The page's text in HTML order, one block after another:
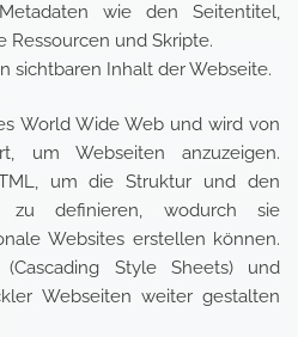
wie den Seitentitel,
Ressourcen und Skripte.
sichtbaren Inhalt der Webseite.
World Wide Web und wird von
um Webseiten anzuzeigen.
um die Struktur und den
zu definieren, wodurch sie
Websites erstellen können.
Style Sheets) und
Webseiten weiter gestalten